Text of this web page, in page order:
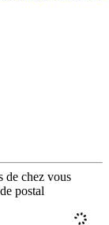
de chez vous
postal